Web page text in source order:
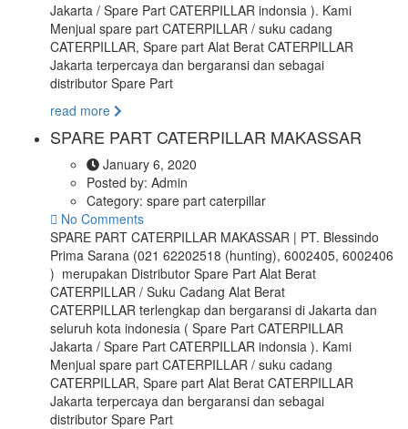
Jakarta / Spare Part CATERPILLAR indonsia ). Kami
Menjual spare part CATERPILLAR / suku cadang
CATERPILLAR, Spare part Alat Berat CATERPILLAR
Jakarta terpercaya dan bergaransi dan sebagai
distributor Spare Part
read more
SPARE PART CATERPILLAR MAKASSAR
January 6, 2020
Posted by: Admin
Category: spare part caterpillar
No Comments
SPARE PART CATERPILLAR MAKASSAR | PT. Blessindo
Prima Sarana (021 62202518 (hunting), 6002405, 6002406
) merupakan Distributor Spare Part Alat Berat
CATERPILLAR / Suku Cadang Alat Berat
CATERPILLAR terlengkap dan bergaransi di Jakarta dan
seluruh kota indonesia ( Spare Part CATERPILLAR
Jakarta / Spare Part CATERPILLAR indonsia ). Kami
Menjual spare part CATERPILLAR / suku cadang
CATERPILLAR, Spare part Alat Berat CATERPILLAR
Jakarta terpercaya dan bergaransi dan sebagai
distributor Spare Part